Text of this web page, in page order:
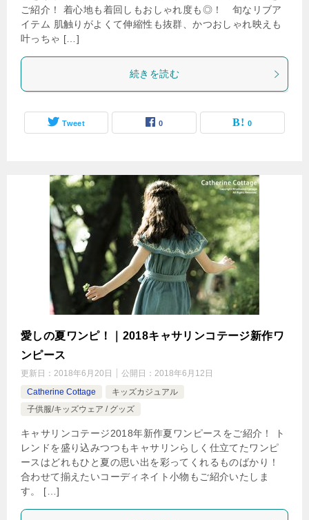
ご紹介！ 着心地も着回しもおしゃれ度も◎！ 旬なリブア
イテム 肌触りがよくて伸縮性も抜群、かつおしゃれ映えも
叶っちゃ […]
続きを読む
Tweet 0 0
愛しの夏ワンピ！｜2018キャサリンコテージ新作ワ
ンピース
更新日： 2018年6月20日 公開日： 2018年6月12日
Catherine Cottage
キッズカジュアル
子供服/キッズウェア / グッズ
キャサリンコテージ2018年新作夏ワンピースをご紹介！ ト
レンドを盛り込みつつもキャサリンらしく仕立てたワンピ
ースはどれもひと夏の思い出を彩ってくれるものばかり！
合わせて揃えたいコーディネイト小物もご紹介いたしま
す。 […]